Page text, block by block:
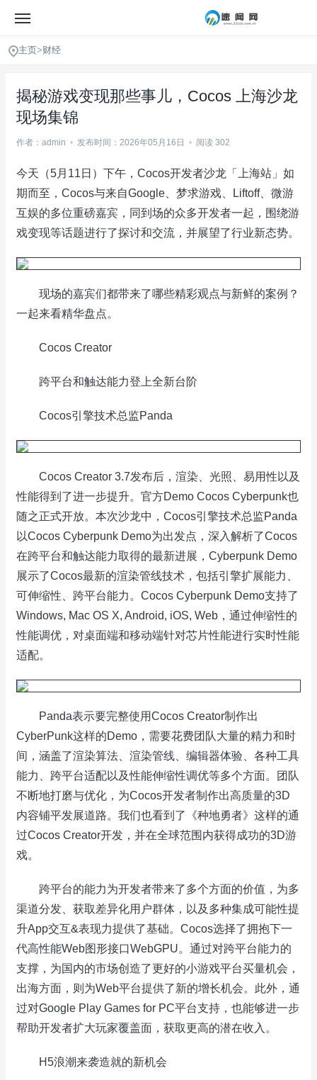
主页>财经
揭秘游戏变现那些事儿，Cocos 上海沙龙
现场集锦
作者：admin • 发布时间：2026年05月16日 • 阅读 302
今天（5月11日）下午，Cocos开发者沙龙「上海站」如
期而至，Cocos与来自Google、梦求游戏、Liftoff、微游
互娱的多位重磅嘉宾，同到场的众多开发者一起，围绕游
戏变现等话题进行了探讨和交流，并展望了行业新态势。
现场的嘉宾们都带来了哪些精彩观点与新鲜的案例？
一起来看精华盘点。
Cocos Creator
跨平台和触达能力登上全新台阶
Cocos引擎技术总监Panda
Cocos Creator 3.7发布后，渲染、光照、易用性以及
性能得到了进一步提升。官方Demo Cocos Cyberpunk也
随之正式开放。本次沙龙中，Cocos引擎技术总监Panda
以Cocos Cyberpunk Demo为出发点，深入解析了Cocos
在跨平台和触达能力取得的最新进展，Cyberpunk Demo
展示了Cocos最新的渲染管线技术，包括引擎扩展能力、
可伸缩性、跨平台能力。Cocos Cyberpunk Demo支持了
Windows, Mac OS X, Android, iOS, Web，通过伸缩性的
性能调优，对桌面端和移动端针对芯片性能进行实时性能
适配。
Panda表示要完整使用Cocos Creator制作出
CyberPunk这样的Demo，需要花费团队大量的精力和时
间，涵盖了渲染算法、渲染管线、编辑器体验、各种工具
能力、跨平台适配以及性能伸缩性调优等多个方面。团队
不断地打磨与优化，为Cocos开发者制作出高质量的3D
内容铺平发展道路。我们也看到了《种地勇者》这样的通
过Cocos Creator开发，并在全球范围内获得成功的3D游
戏。
跨平台的能力为开发者带来了多个方面的价值，为多
渠道分发、获取差异化用户群体，以及多种集成可能性提
升App交互&表现力提供了基础。Cocos选择了拥抱下一
代高性能Web图形接口WebGPU。通过对跨平台能力的
支撑，为国内的市场创造了更好的小游戏平台买量机会，
出海方面，则为Web平台提供了新的增长机会。此外，通
过对Google Play Games for PC平台支持，也能够进一步
帮助开发者扩大玩家覆盖面，获取更高的潜在收入。
H5浪潮来袭造就的新机会